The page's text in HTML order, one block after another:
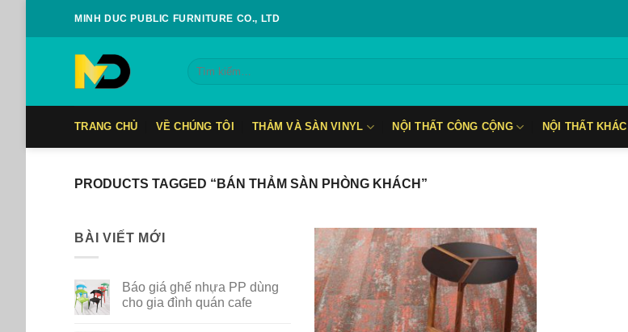
MINH DUC PUBLIC FURNITURE CO., LTD
Tìm
TRANG CHỦ VỀ CHÚNG TÔI THẢM VÀ SÀN VINYL NỘI THẤT CÔNG CỘNG NỘI THẤT KHÁC
PRODUCTS TAGGED “BÁN THẢM SÀN PHÒNG KHÁCH”
BÀI VIẾT MỚI
Báo giá ghế nhựa PP dùng
cho gia đình quán cafe